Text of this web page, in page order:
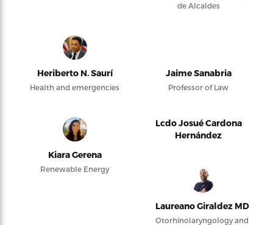
de Alcaldes
Heriberto N. Saurí
Health and emergencies
Jaime Sanabria
Professor of Law
Kiara Gerena
Renewable Energy
Lcdo Josué Cardona
Hernández
Laureano Giraldez MD
Otorhinolaryngology and